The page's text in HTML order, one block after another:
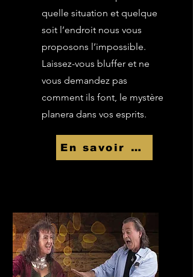
quelle situation et quelque
soit l’endroit nous vous
proposons l’impossible.
Laissez-vous bluffer et ne
vous demandez pas
comment ils font, le mystère
planera dans vos esprits.
En savoir Plus